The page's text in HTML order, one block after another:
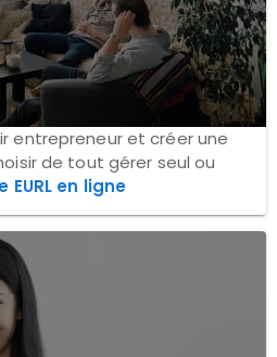
entrepreneur et créer une
de tout gérer seul ou
EURL en ligne